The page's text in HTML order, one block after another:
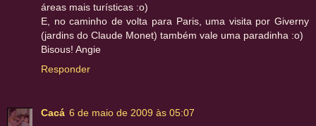
áreas mais turísticas :o)
E, no caminho de volta para Paris, uma visita por Giverny
(jardins do Claude Monet) também vale uma paradinha :o)
Bisous! Angie
Responder
Cacá 6 de maio de 2009 às 05:07